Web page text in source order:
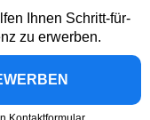
Ihnen Schritt-für-
zu erwerben.